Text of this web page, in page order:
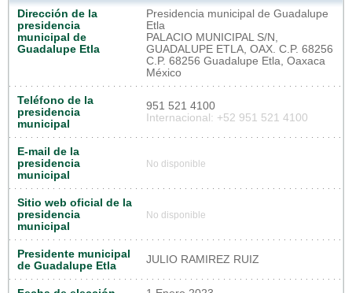
Dirección de la
presidencia
municipal de
Guadalupe Etla
Presidencia municipal de Guadalupe
Etla
PALACIO MUNICIPAL S/N,
GUADALUPE ETLA, OAX. C.P. 68256
C.P. 68256 Guadalupe Etla, Oaxaca
México
Teléfono de la
presidencia
municipal
951 521 4100
Internacional: +52 951 521 4100
E-mail de la
presidencia
municipal
No disponible
Sitio web oficial de la
presidencia
municipal
No disponible
Presidente municipal
de Guadalupe Etla
JULIO RAMIREZ RUIZ